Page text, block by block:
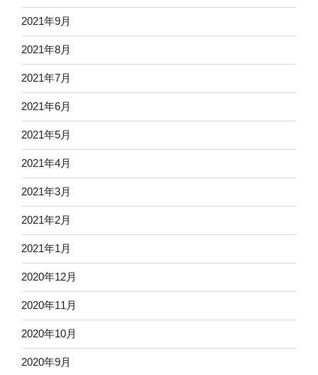
2021年9月
2021年8月
2021年7月
2021年6月
2021年5月
2021年4月
2021年3月
2021年2月
2021年1月
2020年12月
2020年11月
2020年10月
2020年9月